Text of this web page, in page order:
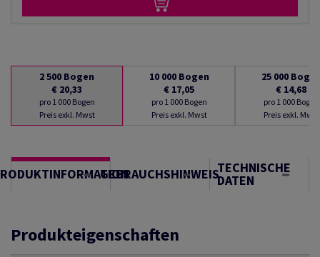
2 500 Bogen
€ 20,33
pro 1 000 Bogen
Preis exkl. Mwst
10 000 Bogen
€ 17,05
pro 1 000 Bogen
Preis exkl. Mwst
25 000
€ 14,68
pro 1 000 Bogen
Preis exkl. Mwst
GEBRAUCHSHINWEISTECHNISCHE
DATEN
Produkteigenschaften